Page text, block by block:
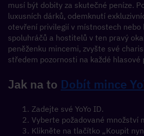
musí být dobity za skutečné peníze.
luxusních dárků, odemknutí
otevření privilegií v místnostech nebo
spoluhráčů a hostitelů v ten pravý
peněženku mincemi, zvyšte své
středem pozornosti na každé hlasové
Jak na to Dobít mince
Zadejte své YoYo ID.
Vyberte požadované množství
Klikněte na tlačítko „Koupit